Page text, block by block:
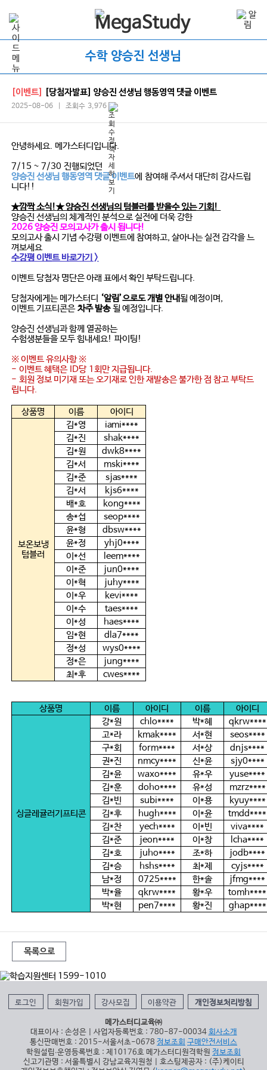
수학 양승진 선생님
[이벤트] [당첨자발표] 양승진 선생님 행동영역 댓글 이벤트
2025-08-06 | 조회수 3,976
안녕하세요. 메가스터디입니다.
7/15 ~ 7/30진행되었던
양승진 선생님 행동영역 댓글 이벤트에 참여해 주셔서 대단히 감사드립
니다!!
★깜짝 소식!★ 양승진 선생님의 텀블러를 받을수 있는 기회!
양승진 선생님의 체계적인 분석으로 실전에 더욱 강한
2026 양승진 모의고사가 출시 됩니다!
모의고사 출시 기념 수강평 이벤트에 참여하고, 살아나는 실전 감각을 느
껴보세요
수강평 이벤트 바로가기 >
이벤트 당첨자 명단은 아래 표에서 확인 부탁드립니다.
당첨자에게는 메가스터디 ‘알림’으로도 개별 안내될 예정이며,
이벤트 기프티콘은차주 발송될 예정입니다.
양승진 선생님과 함께 열공하는
수험생분들을 모두 힘내세요!파이팅!
※ 이벤트 유의사항 ※
-이벤트 혜택은ID당1회만 지급됩니다.
-회원 정보 미기재 또는 오기재로 인한 재발송은 불가한 점 참고 부탁드
립니다.
상품명 이름 아이디
보온보냉
텀블러
김*영
iami****
김*진
shak****
김*원
dwk8****
김*서
mski****
김*준
sjas****
김*서
kjs6****
배*호
kong****
송*섭
seop****
윤*형
dbsw****
윤*정
yhj0****
이*선
leem****
이*준
jun0****
이*혁
juhy****
이*우
kevi****
이*수
taes****
이*성
haes****
임*현
dla7****
정*성
wys0****
정*은
jung****
최*후 cwes****
상품명 이름 아이디 이름 아이디
싱글레귤러기프티콘
강*원 chlo**** 박*혜
qkrw****
고*라 kmak**** 서*현
seos****
구*회 form**** 서*상
dnjs****
권*진 nmcy**** 신*윤
sjy0****
김*윤 waxo**** 유*우
yuse****
김*훈 doho**** 유*성
mzrz****
김*빈 subi**** 이*용
kyuy****
김*후 hugh**** 이*윤
tmdd****
김*찬 yech**** 이*빈
viva****
김*준 jeon**** 이*창
lcha****
김*호 juho**** 조*하
jodb****
김*승 hshs**** 최*제
cyjs****
남*정 0725**** 한*솔
jfmg****
박*율 qkrw**** 황*우
tomh****
박*현 pen7**** 황*진 ghap****
목록으로
로그인 회원가입 강사모집 이용약관 개인정보처리방침
메가스터디교육㈜
대표이사 : 손성은 | 사업자등록번호 : 780-87-00034 회사소개
통신판매번호 : 2015-서울서초-0678 정보조회 구매안전서비스
학원설립∙운영등록번호 : 제10176호 메가스터디원격학원 정보조회
신고기관명 : 서울특별시 강남교육지원청 | 호스팅제공자 : (주)케이티